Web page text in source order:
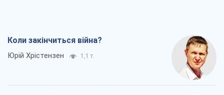
Коли закінчиться війна?
Юрій Хрістензен 1,1 т.